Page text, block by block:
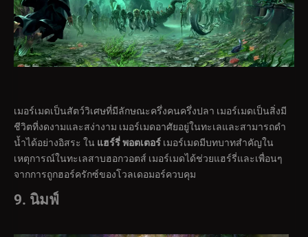
เมอร์เมดเป็นสัตว์วิเศษที่มีลักษณะครึ่งคนครึ่งปลา เมอร์เมดเป็นสิ่งมี
ชีวิตที่งดงามและสง่างาม เมอร์เมดอาศัยอยู่ในทะเลและสามารถดำ
น้ำได้อย่างอิสระ ใน แฮร์รี่ พอตเตอร์ เมอร์เมดมีบทบาทสำคัญใน
เหตุการณ์ในทะเลสาบฮอกวอตส์ เมอร์เมดได้ช่วยแฮร์รี่และเพื่อนๆ
จากการถูกฮอร์ครักซ์ของโวลเดอมอร์ควบคุม
9. นิมฟ์